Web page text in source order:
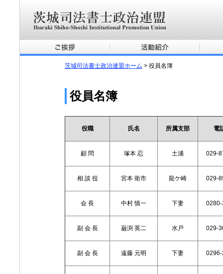
茨城司法書士政治連盟ホーム > 役員名簿
役員名簿
役職 氏名 所属支部 電
顧 問 塚本 忍 土浦 029-
相 談 役 宮本 衛市 龍ケ崎 029-
会 長 中村 慎一 下妻
副 会 長 巌渕 英二 水戸 029-
副 会 長 遠藤 元明 下妻